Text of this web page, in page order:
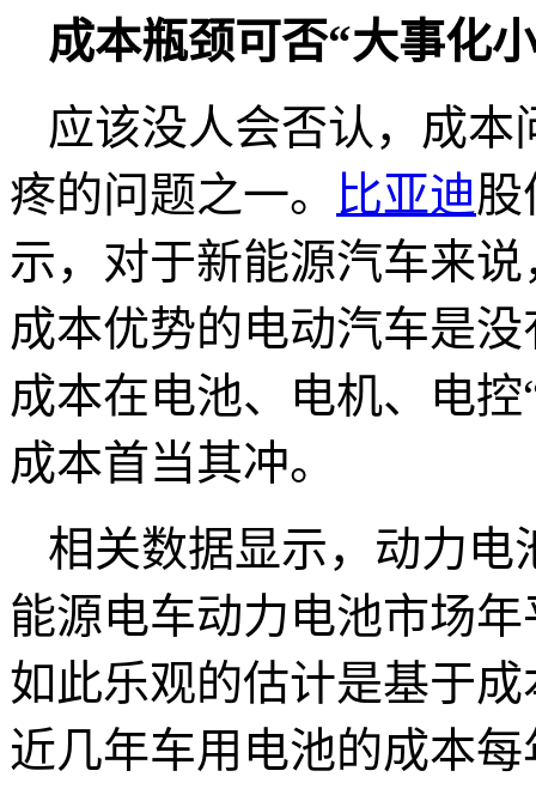
成本瓶颈可否“大事化
应该没人会否认，成
疼的问题之一。
比亚迪股
示，对于新能源汽车来
成本优势的电动汽车是
成本在电池、电机、电
成本首当其冲。
相关数据显示，动力电
能源电车动力电池市场
如此乐观的估计是基于
近几年车用电池的成本